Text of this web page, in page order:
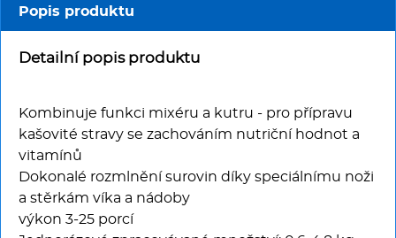
Nerez
BAZAR
Popis produktu
Detailní popis produktu
Kombinuje funkci mixéru a kutru - pro přípravu
kašovité stravy se zachováním nutriční hodnot a
vitamínů
Dokonalé rozmlnění surovin díky speciálnímu noži
a stěrkám víka a nádoby
výkon 3-25 porcí